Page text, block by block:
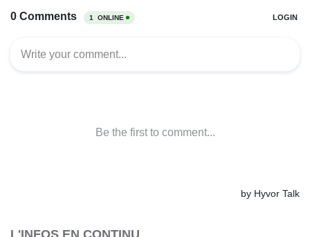
L'INFOS EN CONTINU